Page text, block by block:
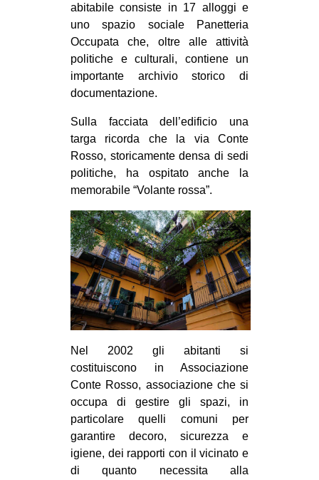
INTERNAZIONALE
AFRICA
AMERICHE
ESTREMO ORIENTE
MEDIO ORIENTE
MONDO
EVENTI
in
Fb
tw
bsky
SEARCH
abitabile consiste in 17 alloggi e
uno spazio sociale Panetteria
Occupata che, oltre alle attività
politiche e culturali, contiene un
importante archivio storico di
documentazione.
Sulla facciata dell’edificio una
targa ricorda che la via Conte
Rosso, storicamente densa di sedi
politiche, ha ospitato anche la
memorabile “Volante rossa”.
Nel 2002 gli abitanti si
costituiscono in Associazione
Conte Rosso, associazione che si
occupa di gestire gli spazi, in
particolare quelli comuni per
garantire decoro, sicurezza e
igiene, dei rapporti con il vicinato e
di quanto necessita alla